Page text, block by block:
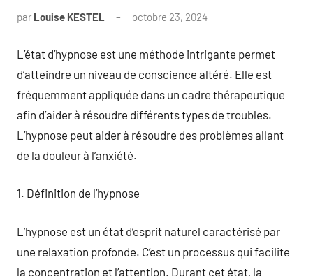
par Louise KESTEL octobre 23, 2024
L’état d’hypnose est une méthode intrigante permet
d’atteindre un niveau de conscience altéré. Elle est
fréquemment appliquée dans un cadre thérapeutique
afin d’aider à résoudre différents types de troubles.
L’hypnose peut aider à résoudre des problèmes allant
de la douleur à l’anxiété.
1. Définition de l’hypnose
L’hypnose est un état d’esprit naturel caractérisé par
une relaxation profonde. C’est un processus qui facilite
la concentration et l’attention. Durant cet état, la